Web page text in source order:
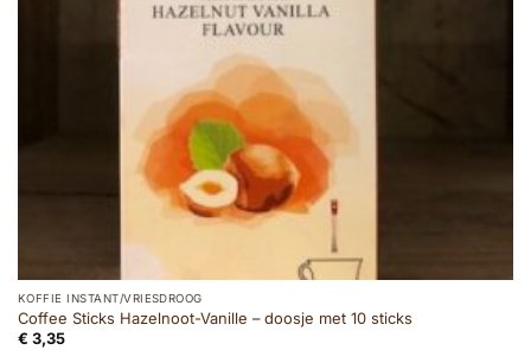
KOFFIE INSTANT/VRIESDROOG
Coffee Sticks Hazelnoot-Vanille – doosje met 10 sticks
€ 3,35